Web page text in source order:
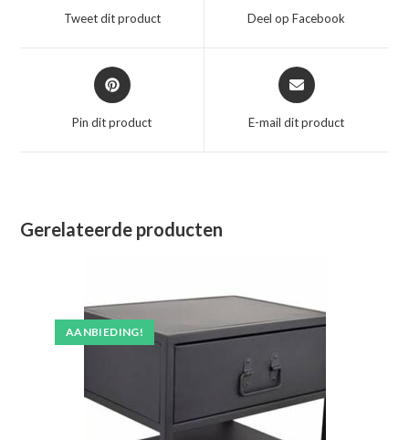
nieuw
Tweet dit product
nieuw
Deel op Facebook
Opent
in
nieuw
Pin dit product
Opent
in
nieuw
E-mail dit product
Gerelateerde producten
AANBIEDING!